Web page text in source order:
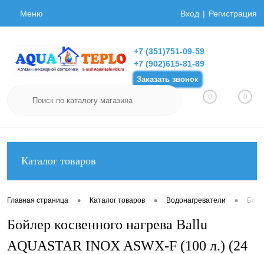
Меню Вход Регистрация
+7 (351)751-09-59
+7 (902)615-81-89
Заказать звонок
0 0
Каталог товаров
Главная страница • Каталог товаров • Водонагреватели •
Бойлер косвенного нагрева Ballu
AQUASTAR INOX ASWX-F (100 л.) (24